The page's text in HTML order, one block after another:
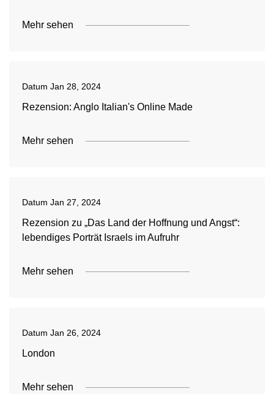
Mehr sehen
Datum Jan 28, 2024
Rezension: Anglo Italian's Online Made
Mehr sehen
Datum Jan 27, 2024
Rezension zu „Das Land der Hoffnung und Angst“:
lebendiges Porträt Israels im Aufruhr
Mehr sehen
Datum Jan 26, 2024
London
Mehr sehen